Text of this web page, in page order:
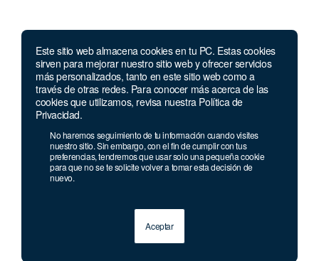
Este sitio web almacena cookies en tu PC. Estas cookies
sirven para mejorar nuestro sitio web y ofrecer servicios
más personalizados, tanto en este sitio web como a
través de otras redes. Para conocer más acerca de las
cookies que utilizamos, revisa nuestra Política de
Privacidad.
No haremos seguimiento de tu información cuando visites
nuestro sitio. Sin embargo, con el fin de cumplir con tus
preferencias, tendremos que usar solo una pequeña cookie
para que no se te solicite volver a tomar esta decisión de
nuevo.
Aceptar
Llámanos
Lunes a jueves de 7 a.m.
a 5:00 p.m. Viernes de
7 a.m. a 4 p.m. Sábados de 8 a.m. a 2 p.m.
Celular y Whatsapp:333 033 40 39
Bogotá:381 92 69